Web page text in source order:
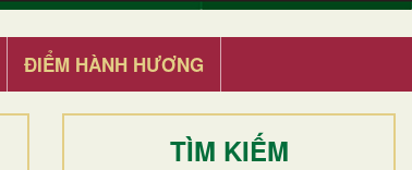
ĐIỂM HÀNH HƯƠNG
TÌM KIẾM